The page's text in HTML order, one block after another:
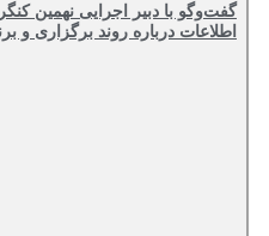
گفت‌وگو با دبیر اجرایی نهمین
اطلاعات درباره روند برگزاری و